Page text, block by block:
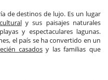
de destinos de lujo. Es un lugar
y sus paisajes naturales
y espectaculares lagunas.
el país se ha convertido en un
casadosy las familias que